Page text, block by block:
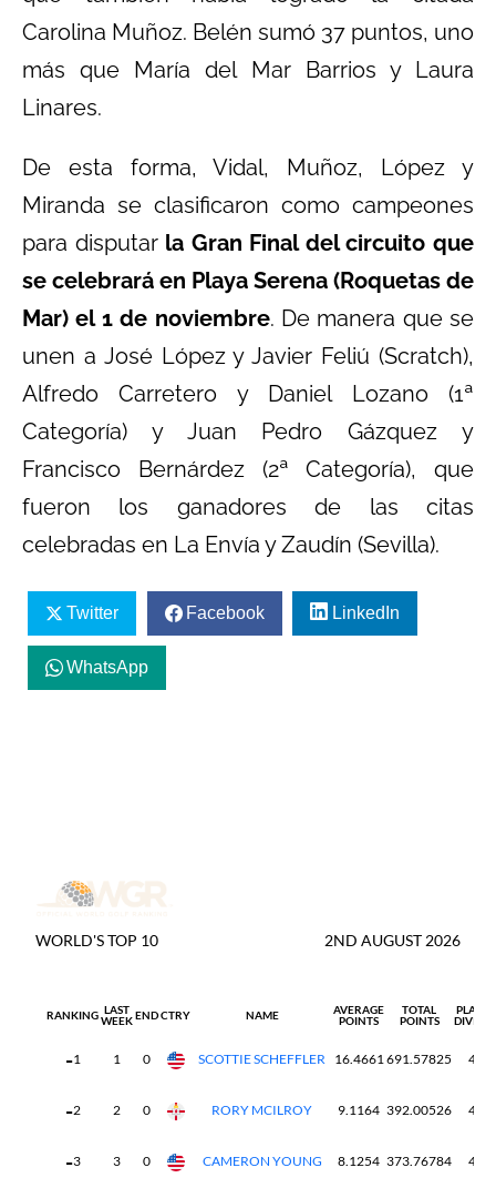
Carolina Muñoz. Belén sumó 37 puntos, uno
más que María del Mar Barrios y Laura
Linares.
De esta forma, Vidal, Muñoz, López y
Miranda se clasificaron como campeones
para disputar la Gran Final del circuito que
se celebrará en Playa Serena (Roquetas de
Mar) el 1 de noviembre. De manera que se
unen a José López y Javier Feliú (Scratch),
Alfredo Carretero y Daniel Lozano (1ª
Categoría) y Juan Pedro Gázquez y
Francisco Bernárdez (2ª Categoría), que
fueron los ganadores de las citas
celebradas en La Envía y Zaudín (Sevilla).
Twitter Facebook LinkedIn
WhatsApp